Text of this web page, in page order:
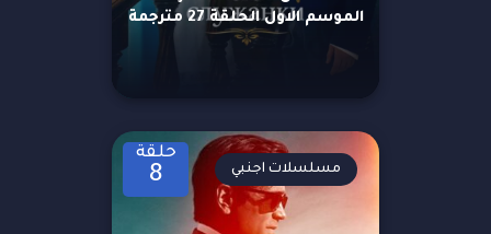
الموسم الاول الحلقة 27 مترجمة
حلقة
8 مسلسلات اجنبي